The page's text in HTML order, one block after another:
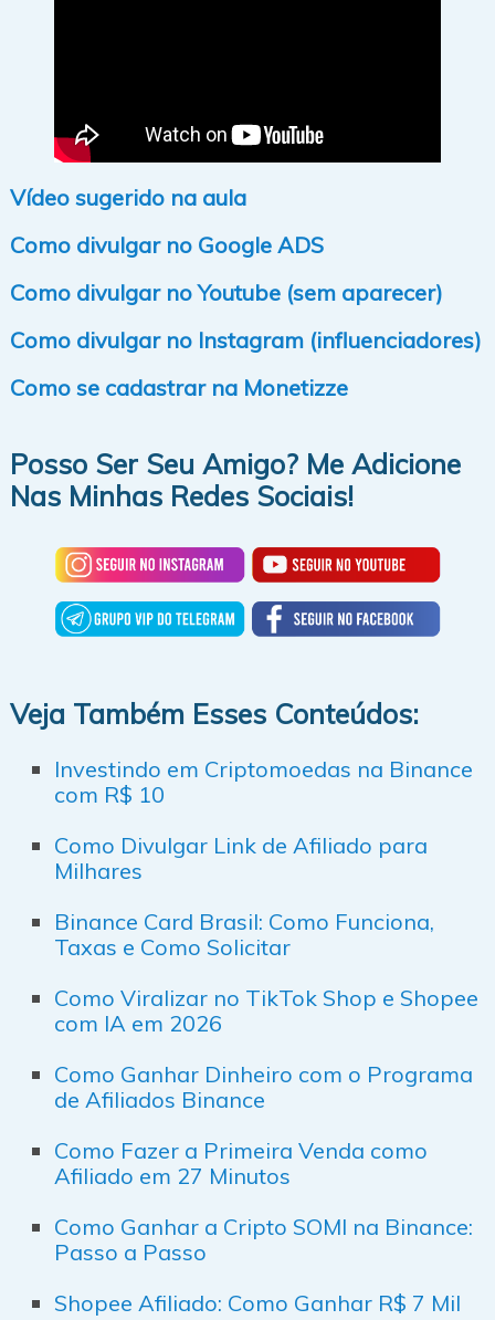
Vídeo sugerido na aula
Como divulgar no Google ADS
Como divulgar no Youtube (sem aparecer)
Como divulgar no Instagram (influenciadores)
Como se cadastrar na Monetizze
Posso Ser Seu Amigo? Me Adicione
Nas Minhas Redes Sociais!
Veja Também Esses Conteúdos:
Investindo em Criptomoedas na Binance
com R$ 10
Como Divulgar Link de Afiliado para
Milhares
Binance Card Brasil: Como Funciona,
Taxas e Como Solicitar
Como Viralizar no TikTok Shop e Shopee
com IA em 2026
Como Ganhar Dinheiro com o Programa
de Afiliados Binance
Como Fazer a Primeira Venda como
Afiliado em 27 Minutos
Como Ganhar a Cripto SOMI na Binance:
Passo a Passo
Shopee Afiliado: Como Ganhar R$ 7 Mil